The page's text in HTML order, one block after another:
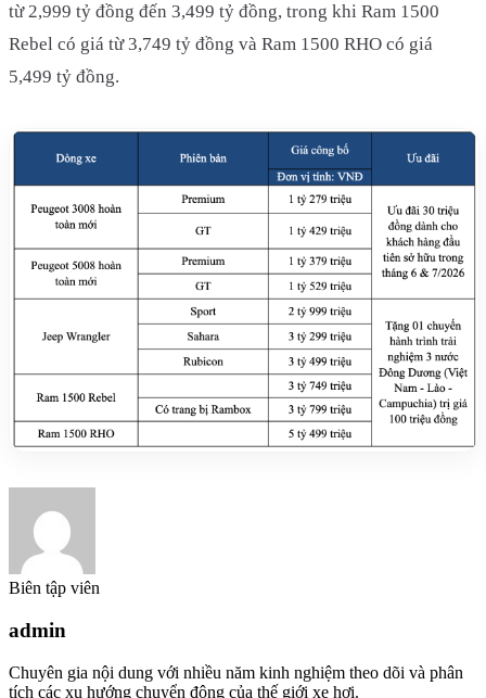
từ 2,999 tỷ đồng đến 3,499 tỷ đồng, trong khi Ram 1500
Rebel có giá từ 3,749 tỷ đồng và Ram 1500 RHO có giá
5,499 tỷ đồng.
Biên tập viên
admin
Chuyên gia nội dung với nhiều năm kinh nghiệm theo dõi và phân
tích các xu hướng chuyển động của thế giới xe hơi.